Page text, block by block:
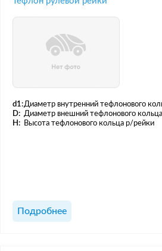
d1:Диаметр внутренний тефлонового
D: Диаметр внешний тефлонового
H:
Высота тефлонового кольца р/рейки
Подробнее